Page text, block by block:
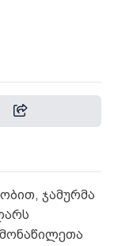
ჯამურმა